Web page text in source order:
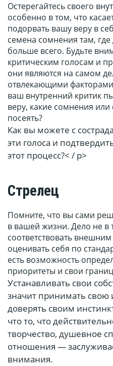
Остерегайтесь своего
особенно в том, что
подорвать вашу веру в
семена сомнения там,
больше всего. Будьте
критическим голосам и
они являются на самом
отвлекающими
ваш внутренний критик
веру, какие сомнения или
посеять?
Как вы можете с
эти голоса и
этот процесс?< / p>
Стрелец
Помните, что вы сами
в вашей жизни. Дело не в
соответствовать
оценивать себя по
есть возможность
приоритеты и свои
Устанавливать свои
значит принимать свою
доверять своим
что то, что
творчество, душевное
отношения —
внимания.